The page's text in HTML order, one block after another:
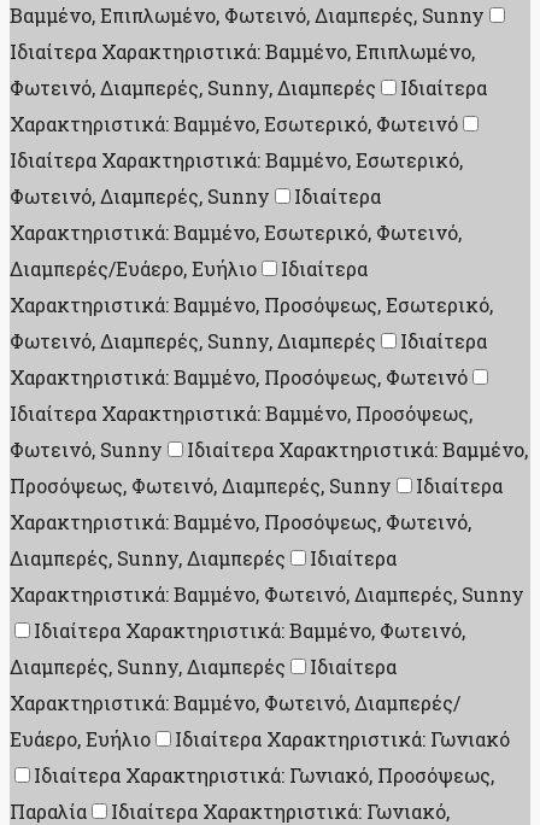
Βαμμένο, Επιπλωμένο, Φωτεινό, Διαμπερές, Sunny
Ιδιαίτερα Χαρακτηριστικά: Βαμμένο, Επιπλωμένο,
Φωτεινό, Διαμπερές, Sunny, Διαμπερές
Ιδιαίτερα
Χαρακτηριστικά: Βαμμένο, Εσωτερικό, Φωτεινό
Ιδιαίτερα Χαρακτηριστικά: Βαμμένο, Εσωτερικό,
Φωτεινό, Διαμπερές, Sunny
Ιδιαίτερα
Χαρακτηριστικά: Βαμμένο, Εσωτερικό, Φωτεινό,
Διαμπερές/Ευάερο, Ευήλιο
Ιδιαίτερα
Χαρακτηριστικά: Βαμμένο, Προσόψεως, Εσωτερικό,
Φωτεινό, Διαμπερές, Sunny, Διαμπερές
Ιδιαίτερα
Χαρακτηριστικά: Βαμμένο, Προσόψεως, Φωτεινό
Ιδιαίτερα Χαρακτηριστικά: Βαμμένο, Προσόψεως,
Φωτεινό, Sunny
Ιδιαίτερα Χαρακτηριστικά: Βαμμένο,
Προσόψεως, Φωτεινό, Διαμπερές, Sunny
Ιδιαίτερα
Χαρακτηριστικά: Βαμμένο, Προσόψεως, Φωτεινό,
Διαμπερές, Sunny, Διαμπερές
Ιδιαίτερα
Χαρακτηριστικά: Βαμμένο, Φωτεινό, Διαμπερές, Sunny
Ιδιαίτερα Χαρακτηριστικά: Βαμμένο, Φωτεινό,
Διαμπερές, Sunny, Διαμπερές
Ιδιαίτερα
Χαρακτηριστικά: Βαμμένο, Φωτεινό, Διαμπερές/
Ευάερο, Ευήλιο
Ιδιαίτερα Χαρακτηριστικά: Γωνιακό
Ιδιαίτερα Χαρακτηριστικά: Γωνιακό, Προσόψεως,
Παραλία
Ιδιαίτερα Χαρακτηριστικά: Γωνιακό,